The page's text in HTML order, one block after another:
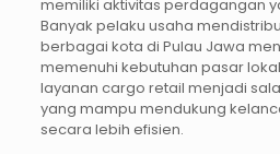
memiliki aktivitas perdagangan
Banyak pelaku usaha
berbagai kota di Pulau Jawa
memenuhi kebutuhan pasar
layanan cargo retail menjadi
yang mampu mendukung
secara lebih efisien.